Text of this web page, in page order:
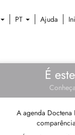
PT Ajuda
É
A agenda